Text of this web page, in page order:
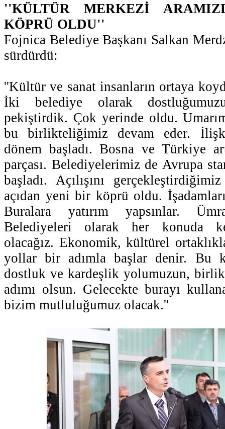
''KÜLTÜR MERKEZİ
KÖPRÜ OLDU''
Fojnica Belediye Başkanı Salkan
sürdürdü:
''Kültür ve sanat insanların ortaya
İki belediye olarak
pekiştirdik. Çok yerinde oldu.
bu birlikteliğimiz devam eder.
dönem başladı. Bosna ve Türkiye
parçası. Belediyelerimiz de Avrupa
başladı. Açılışını
açıdan yeni bir köprü oldu.
Buralara yatırım yapsınlar.
Belediyeleri olarak her konuda
olacağız. Ekonomik, kültürel
yollar bir adımla başlar denir. Bu
dostluk ve kardeşlik yolumuzun,
adımı olsun. Gelecekte burayı
bizim mutluluğumuz olacak.''